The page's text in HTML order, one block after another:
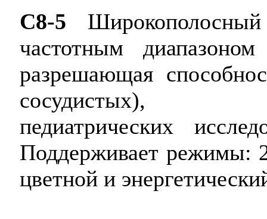
C8-5
частотным
разрешающая
сосудистых),
педиатрических
Поддерживает режимы:
цветной и